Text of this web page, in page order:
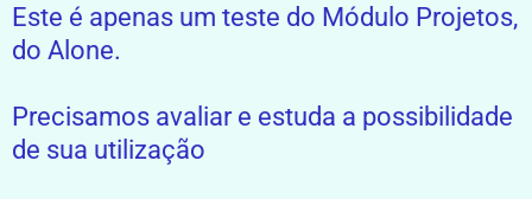
Este é apenas um teste do Módulo Projetos,
do Alone.
Precisamos avaliar e estuda a possibilidade
de sua utilização